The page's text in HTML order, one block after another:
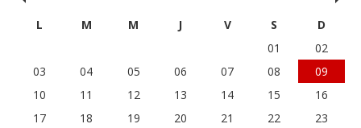
L M M J V S
D
01
02
03
04 05 06 07 08
09
10
11 12 13 14 15
16
17
18 19 20 21 22
23